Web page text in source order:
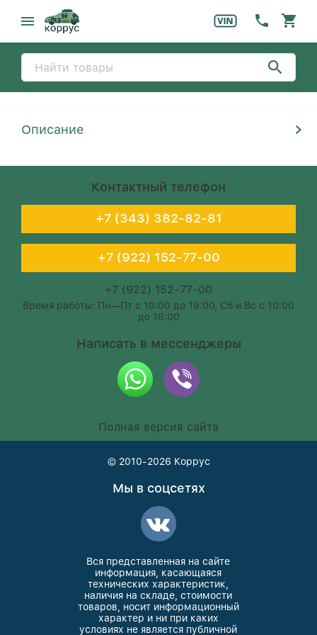
Описание
Контактный телефон
+7 (343) 382-82-81
+7 (922) 152-77-00
+7 (922) 152-77-00
Время работы: Пн—Пт с 10:00 до 19:00, Сб и Вс с 10:00
до 16:00
Написать в мессенджеры
Полная версия сайта
© 2010-2026 Коррус
Мы в соцсетях
Вся представленная на сайте
информация, касающаяся
технических характеристик,
наличия на складе, стоимости
товаров, носит информационный
характер и ни при каких
условиях не является публичной